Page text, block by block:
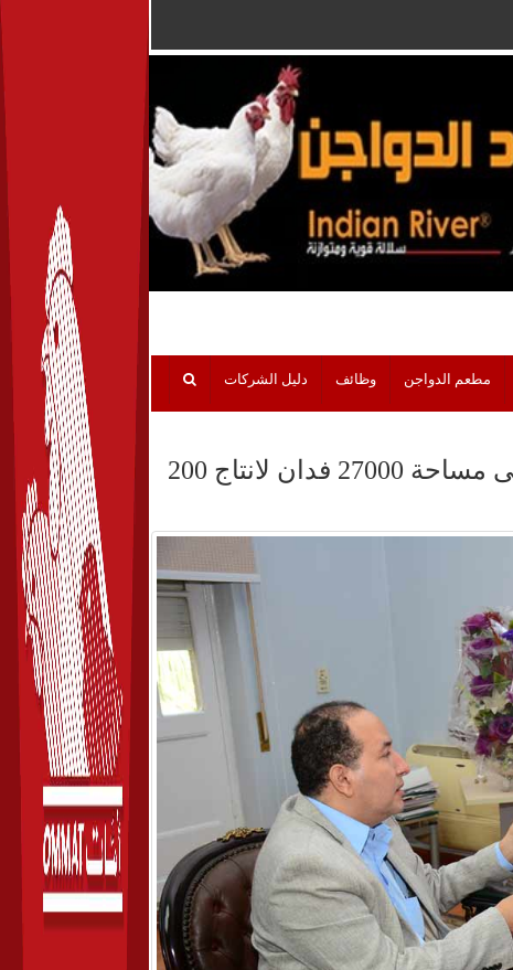
مطعم الدواجن وظائف دليل الشركات
د منى محرز : المشروع يتكون من 100 مزرعة على مساحة 27000 فدان لانتاج 200